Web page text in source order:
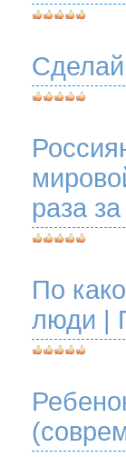
Сделай
раза
По
люди |